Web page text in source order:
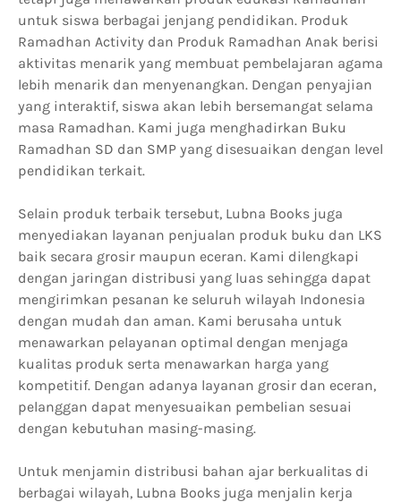
untuk siswa berbagai jenjang pendidikan. Produk
Ramadhan Activity dan Produk Ramadhan Anak berisi
aktivitas menarik yang membuat pembelajaran agama
lebih menarik dan menyenangkan. Dengan penyajian
yang interaktif, siswa akan lebih bersemangat selama
masa Ramadhan. Kami juga menghadirkan Buku
Ramadhan SD dan SMP yang disesuaikan dengan level
pendidikan terkait.
Selain produk terbaik tersebut, Lubna Books juga
menyediakan layanan penjualan produk buku dan LKS
baik secara grosir maupun eceran. Kami dilengkapi
dengan jaringan distribusi yang luas sehingga dapat
mengirimkan pesanan ke seluruh wilayah Indonesia
dengan mudah dan aman. Kami berusaha untuk
menawarkan pelayanan optimal dengan menjaga
kualitas produk serta menawarkan harga yang
kompetitif. Dengan adanya layanan grosir dan eceran,
pelanggan dapat menyesuaikan pembelian sesuai
dengan kebutuhan masing-masing.
Untuk menjamin distribusi bahan ajar berkualitas di
berbagai wilayah, Lubna Books juga menjalin kerja